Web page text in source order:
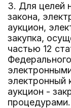
3. Для целей
закона,
аукцион,
закупка,
частью 12
электронный
аукцион -
процедурами.